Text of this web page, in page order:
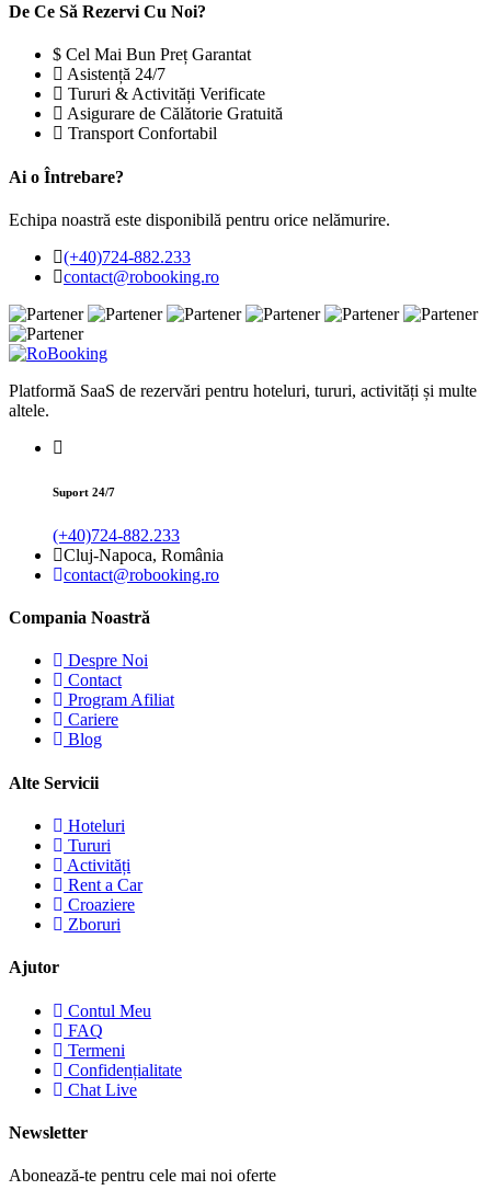
De Ce Să Rezervi Cu Noi?
Cel Mai Bun Preț Garantat
Asistență 24/7
Tururi & Activități Verificate
Asigurare de Călătorie Gratuită
Transport Confortabil
Ai o Întrebare?
Echipa noastră este disponibilă pentru orice nelămurire.
(+40)724-882.233
contact@robooking.ro
Platformă SaaS de rezervări pentru hoteluri, tururi, activități și multe
altele.
Suport 24/7
(+40)724-882.233
Cluj-Napoca, România
contact@robooking.ro
Compania Noastră
Despre Noi
Contact
Program Afiliat
Cariere
Blog
Alte Servicii
Hoteluri
Tururi
Activități
Rent a Car
Croaziere
Zboruri
Ajutor
Contul Meu
FAQ
Termeni
Confidențialitate
Chat Live
Newsletter
Abonează-te pentru cele mai noi oferte